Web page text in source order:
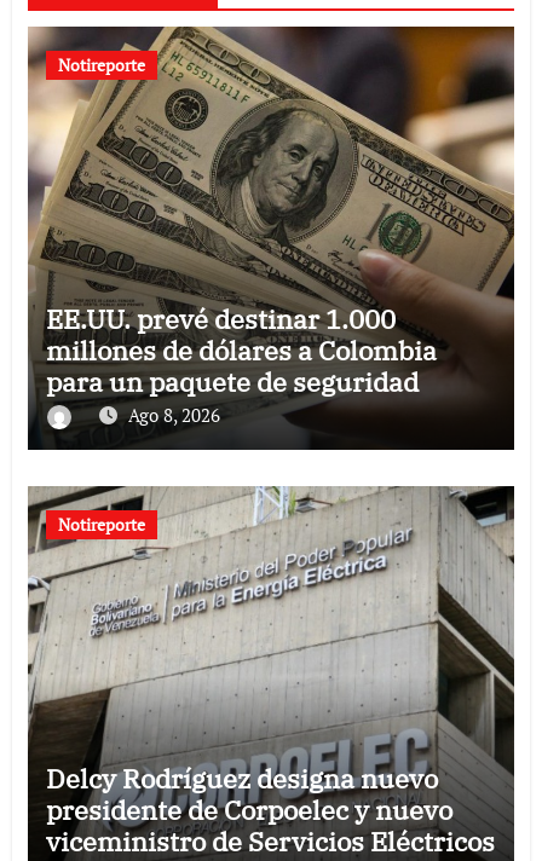
Notireporte
EE.UU. prevé destinar 1.000
millones de dólares a Colombia
para un paquete de seguridad
Ago 8, 2026
Notireporte
Delcy Rodríguez designa nuevo
presidente de Corpoelec y nuevo
viceministro de Servicios Eléctricos